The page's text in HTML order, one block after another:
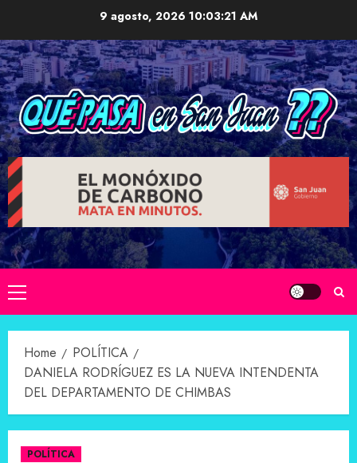
content
9 agosto, 2026 10:03:22 AM
Primary
Menu
Home
POLÍTICA
DANIELA RODRÍGUEZ ES LA NUEVA INTENDENTA
DEL DEPARTAMENTO DE CHIMBAS
POLÍTICA